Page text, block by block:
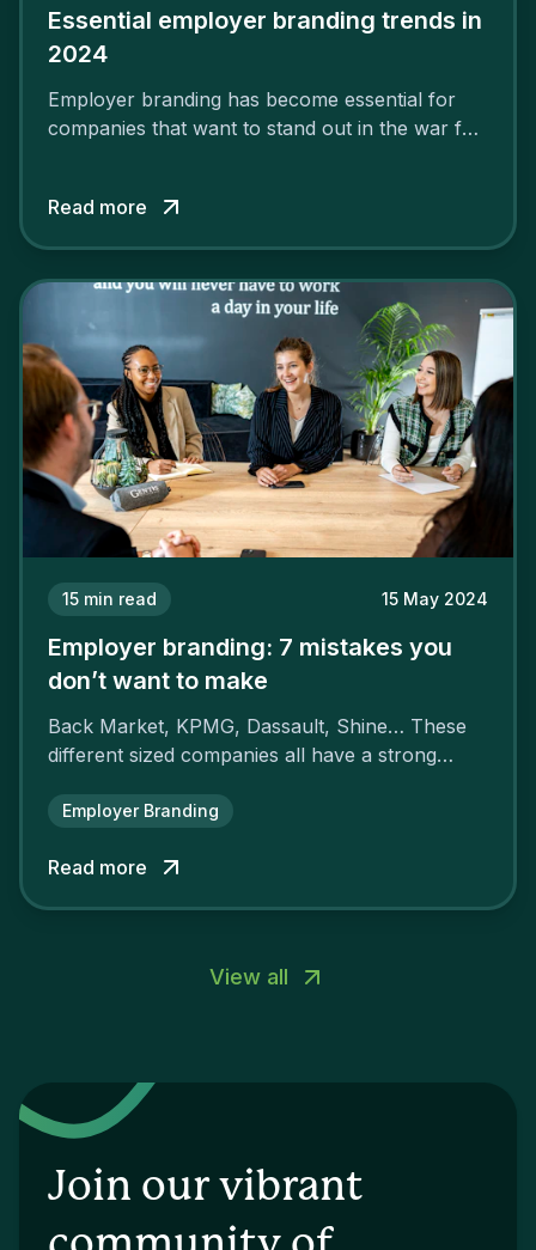
Essential employer branding trends in
2024
Employer branding has become essential for
companies that want to stand out in the war for
attract the best profiles.
Read more
15 min read 15 May 2024
Employer branding: 7 mistakes you
don’t want to make
Back Market, KPMG, Dassault, Shine… These
different sized companies all have a strong
attractiveness and loyalty and makes their
Employer Branding
Read more
View all
Join our vibrant